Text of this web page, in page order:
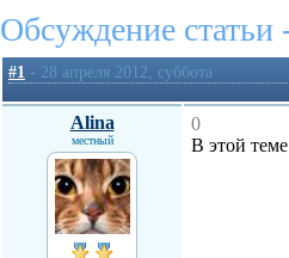
Обсуждение статьи
#1 - 28 апреля 2012, суббота
Alina
местный
0
В этой